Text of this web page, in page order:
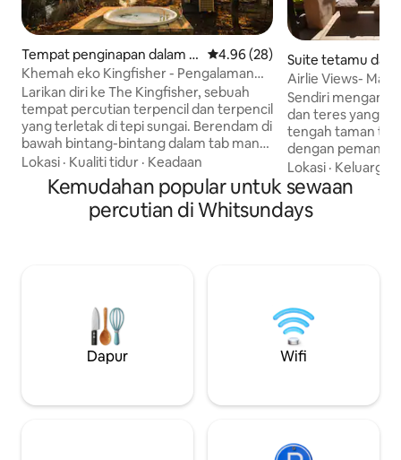
Tempat penginapan dalam A
ndromache
Penarafan purata 4.96
4.96 (28)
Khemah eko Kingfisher - Pengalaman
glamping.
Larikan diri ke The Kingfisher, sebuah
tempat percutian terpencil dan terpencil
yang terletak di tepi sungai. Berendam di
bawah bintang-bintang dalam tab mandi
yang dipanaskan dengan api, nikmati
pancuran mandi panas dalam/luar
dengan pemandangan menakjubkan,
kagumi sistem sungai melalui akses
yang sempurna untuk berehat,
bersantai dan memulihkan tenaga.
Permata tersembunyi hanya 20 minit
dari Proserpine dan 45 minit dari Airlie
Lokasi · Kualiti tidur · Keadaan
Suite tetamu
Airlie Views-
Waterfront Studio
Sendiri
dan teres yang
tengah taman
dengan
menakjubkan
Pemandangan
aktiviti bot yang dipenuhi
matahari
tindakan Airlie
Dengan
sendiri tanpa
Lokasi · Keluarga
Kemudahan popular untuk sewaan
percutian di Whitsundays
Dapur Wifi